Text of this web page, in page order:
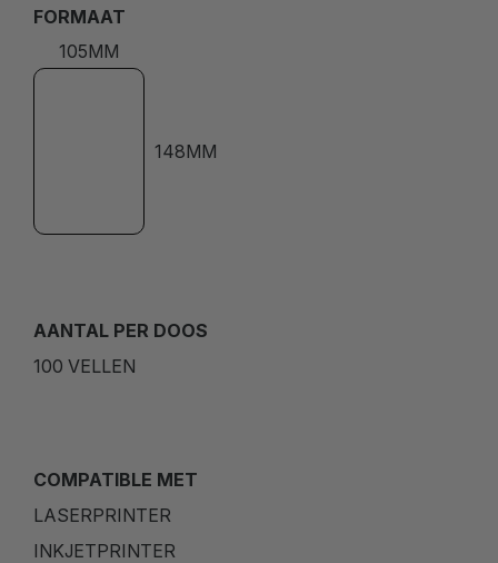
FORMAAT
105MM
148MM
AANTAL PER DOOS
100 VELLEN
COMPATIBLE MET
LASERPRINTER
INKJETPRINTER